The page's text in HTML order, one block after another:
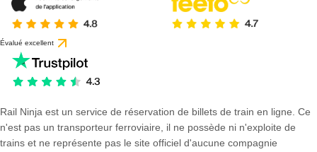
Évalué excellent
Rail Ninja est un service de réservation de billets de train en ligne. Ce
n'est pas un transporteur ferroviaire, il ne possède ni n'exploite de
trains et ne représente pas le site officiel d'aucune compagnie